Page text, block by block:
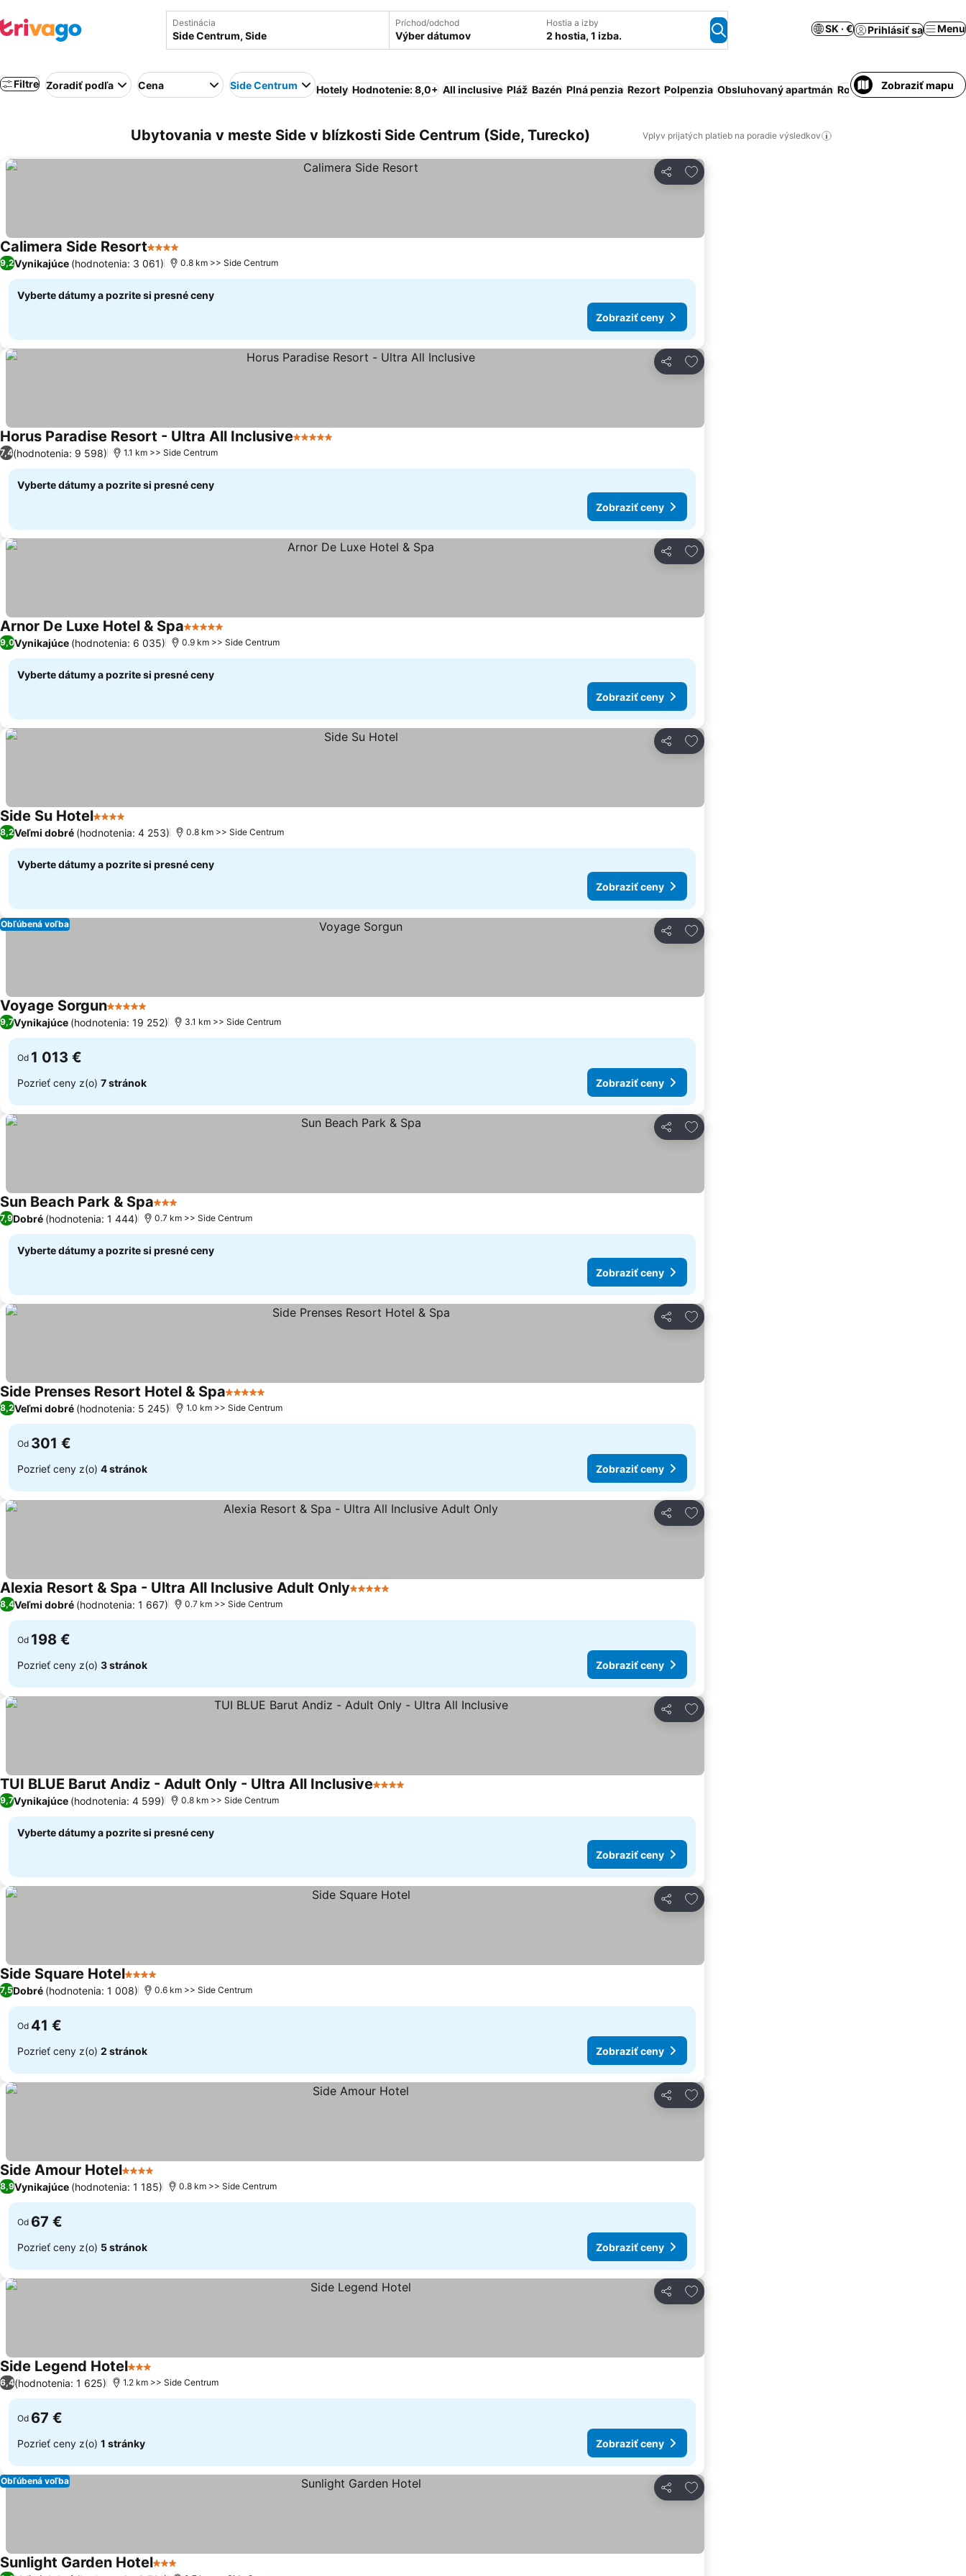
Destinácia Príchod/odchod
Výber dátumov
Hostia a izby
2 hostia, 1 izba.
SK · € Prihlásiť sa Menu
Filtre Zoradiť podľa Cena Side Centrum Hotely Hodnotenie: 8,0+ All inclusive Pláž Bazén Plná penzia Rezort Polpenzia Obsluhovaný apartmán Rodiny Raňajky v cene
Zobraziť mapu
Ubytovania v meste Side v blízkosti Side Centrum (Side, Turecko) Vplyv prijatých platieb na poradie výsledkov
Zdieľať
Pridať do obľúbených
Calimera Side Resort4 Počet hviezdičiek
9,2Vynikajúce (hodnotenia: 3 061) 0.8 km >> Side Centrum
Vyberte dátumy a pozrite si presné ceny
Zobraziť ceny
Zdieľať
Pridať do obľúbených
Horus Paradise Resort - Ultra All Inclusive5 Počet hviezdičiek
7,4(hodnotenia: 9 598) 1.1 km >> Side Centrum
Vyberte dátumy a pozrite si presné ceny
Zobraziť ceny
Zdieľať
Pridať do obľúbených
Arnor De Luxe Hotel & Spa5 Počet hviezdičiek
9,0Vynikajúce (hodnotenia: 6 035) 0.9 km >> Side Centrum
Vyberte dátumy a pozrite si presné ceny
Zobraziť ceny
Zdieľať
Pridať do obľúbených
Side Su Hotel4 Počet hviezdičiek
8,2Veľmi dobré (hodnotenia: 4 253) 0.8 km >> Side Centrum
Vyberte dátumy a pozrite si presné ceny
Zobraziť ceny
Zdieľať
Pridať do obľúbených
Obľúbená voľba
Voyage Sorgun5 Počet hviezdičiek
9,7Vynikajúce (hodnotenia: 19 252) 3.1 km >> Side Centrum
Od 1 013 €
Pozrieť ceny z(o) 7 stránok Zobraziť ceny
Zdieľať
Pridať do obľúbených
Sun Beach Park & Spa3 Počet hviezdičiek
7,9Dobré (hodnotenia: 1 444) 0.7 km >> Side Centrum
Vyberte dátumy a pozrite si presné ceny
Zobraziť ceny
Zdieľať
Pridať do obľúbených
Side Prenses Resort Hotel & Spa5 Počet hviezdičiek
8,2Veľmi dobré (hodnotenia: 5 245) 1.0 km >> Side Centrum
Od 301 €
Pozrieť ceny z(o) 4 stránok Zobraziť ceny
Zdieľať
Pridať do obľúbených
Alexia Resort & Spa - Ultra All Inclusive Adult Only5 Počet hviezdičiek
8,4Veľmi dobré (hodnotenia: 1 667) 0.7 km >> Side Centrum
Od 198 €
Pozrieť ceny z(o) 3 stránok Zobraziť ceny
Zdieľať
Pridať do obľúbených
TUI BLUE Barut Andiz - Adult Only - Ultra All Inclusive4 Počet hviezdičiek
9,7Vynikajúce (hodnotenia: 4 599) 0.8 km >> Side Centrum
Vyberte dátumy a pozrite si presné ceny
Zobraziť ceny
Zdieľať
Pridať do obľúbených
Side Square Hotel4 Počet hviezdičiek
7,5Dobré (hodnotenia: 1 008) 0.6 km >> Side Centrum
Od 41 €
Pozrieť ceny z(o) 2 stránok Zobraziť ceny
Zdieľať
Pridať do obľúbených
Side Amour Hotel4 Počet hviezdičiek
8,9Vynikajúce (hodnotenia: 1 185) 0.8 km >> Side Centrum
Od 67 €
Pozrieť ceny z(o) 5 stránok Zobraziť ceny
Zdieľať
Pridať do obľúbených
Side Legend Hotel3 Počet hviezdičiek
6,4(hodnotenia: 1 625) 1.2 km >> Side Centrum
Od 67 €
Pozrieť ceny z(o) 1 stránky Zobraziť ceny
Zdieľať
Pridať do obľúbených
Obľúbená voľba
Sunlight Garden Hotel3 Počet hviezdičiek